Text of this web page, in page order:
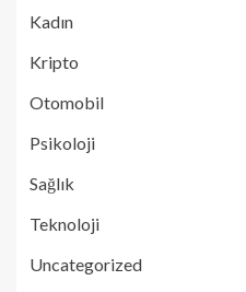
Kadın
Kripto
Otomobil
Psikoloji
Sağlık
Teknoloji
Uncategorized